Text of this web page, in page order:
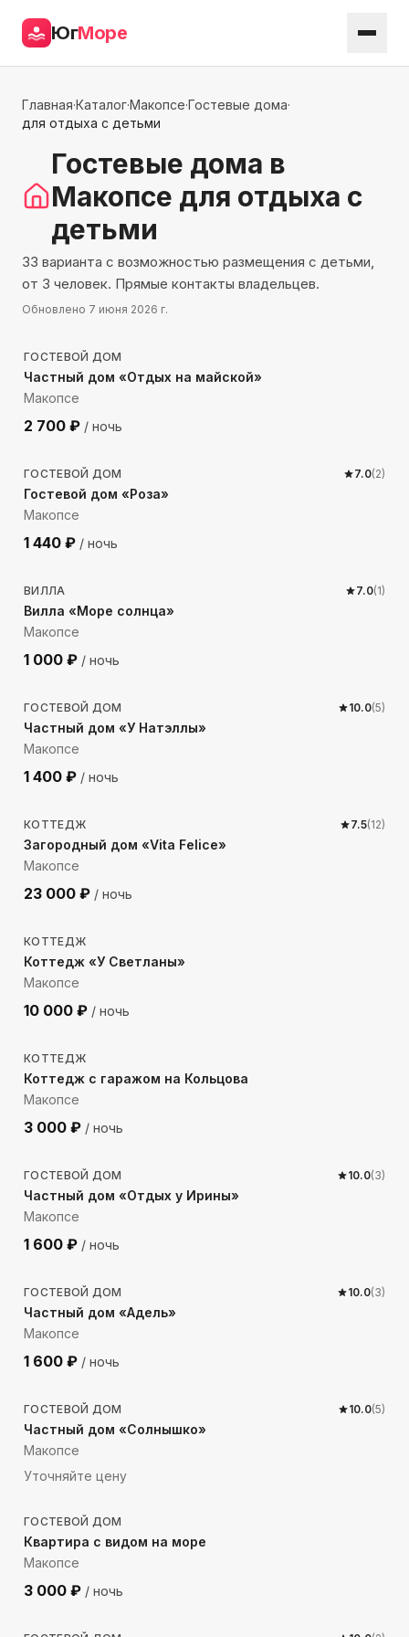
ЮгМоре
Главная·Каталог·Макопсе·Гостевые дома·
для отдыха с детьми
Гостевые дома в
Макопсе для отдыха с
детьми
33 варианта с возможностью размещения с детьми,
от 3 человек. Прямые контакты владельцев.
Обновлено 7 июня 2026 г.
219м до моря
ГОСТЕВОЙ ДОМ
Частный дом «Отдых на майской»
Макопсе
2 700 ₽ / ночь
756м до моря
ГОСТЕВОЙ ДОМ 7.0(2)
Гостевой дом «Роза»
Макопсе
1 440 ₽ / ночь
813м до моря
ВИЛЛА 7.0(1)
Вилла «Море солнца»
Макопсе
1 000 ₽ / ночь
371м до моря
ГОСТЕВОЙ ДОМ 10.0(5)
Частный дом «У Натэллы»
Макопсе
1 400 ₽ / ночь
470 м до моря
КОТТЕДЖ 7.5(12)
Загородный дом «Vita Felice»
Макопсе
23 000 ₽ / ночь
264м до моря
КОТТЕДЖ
Коттедж «У Светланы»
Макопсе
10 000 ₽ / ночь
611м до моря
КОТТЕДЖ
Коттедж с гаражом на Кольцова
Макопсе
3 000 ₽ / ночь
229м до моря
ГОСТЕВОЙ ДОМ 10.0(3)
Частный дом «Отдых у Ирины»
Макопсе
1 600 ₽ / ночь
564 м до моря
ГОСТЕВОЙ ДОМ 10.0(3)
Частный дом «Адель»
Макопсе
1 600 ₽ / ночь
619м до моря
ГОСТЕВОЙ ДОМ 10.0(5)
Частный дом «Солнышко»
Макопсе
Уточняйте цену
650м до моря
ГОСТЕВОЙ ДОМ
Квартира с видом на море
Макопсе
3 000 ₽ / ночь
181 м до моря